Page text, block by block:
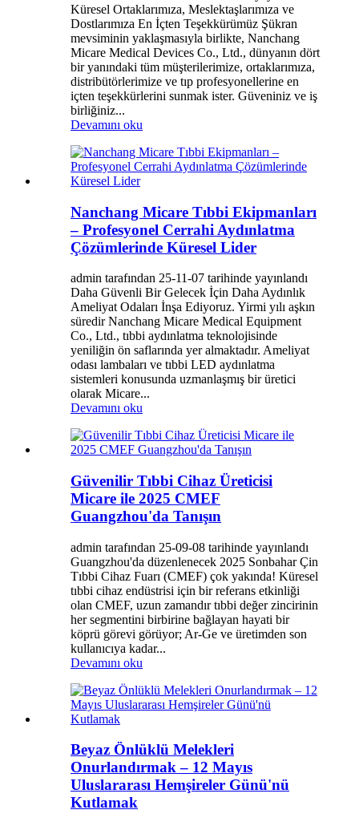
Küresel Ortaklarımıza, Meslektaşlarımıza ve
Dostlarımıza En İçten Teşekkürümüz Şükran
mevsiminin yaklaşmasıyla birlikte, Nanchang
Micare Medical Devices Co., Ltd., dünyanın dört
bir yanındaki tüm müşterilerimize, ortaklarımıza,
distribütörlerimize ve tıp profesyonellerine en
içten teşekkürlerini sunmak ister. Güveniniz ve iş
birliğiniz...
Devamını oku
Nanchang Micare Tıbbi Ekipmanları
– Profesyonel Cerrahi Aydınlatma
Çözümlerinde Küresel Lider
admin tarafından 25-11-07 tarihinde yayınlandı
Daha Güvenli Bir Gelecek İçin Daha Aydınlık
Ameliyat Odaları İnşa Ediyoruz. Yirmi yılı aşkın
süredir Nanchang Micare Medical Equipment
Co., Ltd., tıbbi aydınlatma teknolojisinde
yeniliğin ön saflarında yer almaktadır. Ameliyat
odası lambaları ve tıbbi LED aydınlatma
sistemleri konusunda uzmanlaşmış bir üretici
olarak Micare...
Devamını oku
Güvenilir Tıbbi Cihaz Üreticisi
Micare ile 2025 CMEF
Guangzhou'da Tanışın
admin tarafından 25-09-08 tarihinde yayınlandı
Guangzhou'da düzenlenecek 2025 Sonbahar Çin
Tıbbi Cihaz Fuarı (CMEF) çok yakında! Küresel
tıbbi cihaz endüstrisi için bir referans etkinliği
olan CMEF, uzun zamandır tıbbi değer zincirinin
her segmentini birbirine bağlayan hayati bir
köprü görevi görüyor; Ar-Ge ve üretimden son
kullanıcıya kadar...
Devamını oku
Beyaz Önlüklü Melekleri
Onurlandırmak – 12 Mayıs
Uluslararası Hemşireler Günü'nü
Kutlamak